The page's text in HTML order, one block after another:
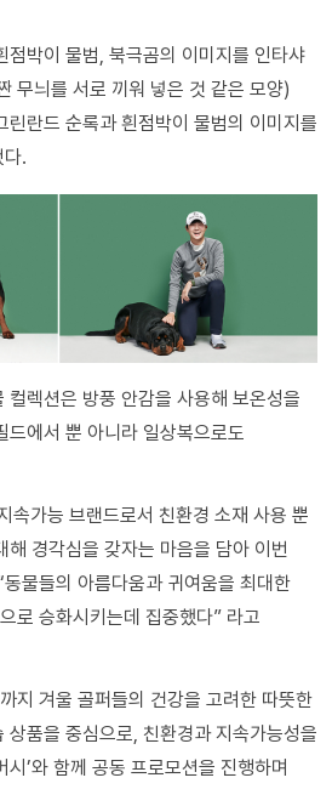
점박이 물범, 북극곰의 이미지를 인타샤
무늬를 서로 끼워 넣은 것 같은 모양)
린란드 순록과 흰점박이 물범의 이미지를
.
컬렉션은 방풍 안감을 사용해 보온성을
드에서 뿐 아니라 일상복으로도
속가능 브랜드로서 친환경 소재 사용 뿐
해 경각심을 갖자는 마음을 담아 이번
물들의 아름다움과 귀여움을 최대한
로 승화시키는데 집중했다” 라고
지 겨울 골퍼들의 건강을 고려한 따뜻한
상품을 중심으로, 친환경과 지속가능성을
시’와 함께 공동 프로모션을 진행하며